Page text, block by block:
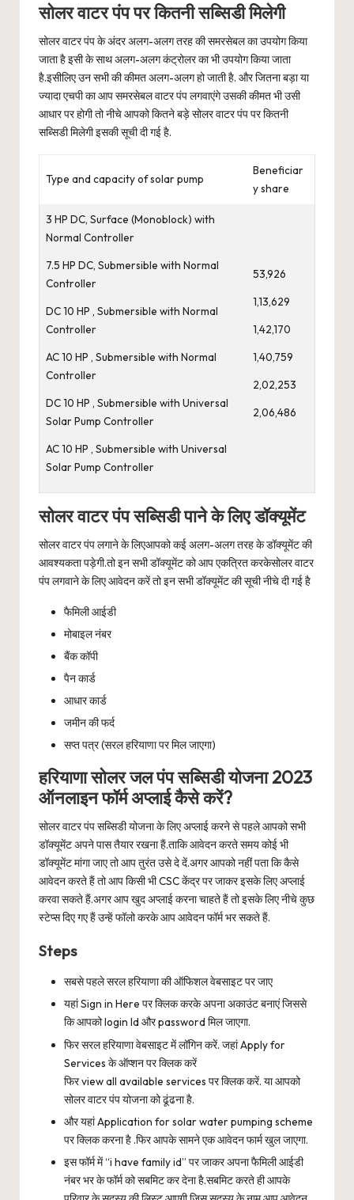
सोलर वाटर पंप पर कितनी सब्सिडी मिलेगी
सोलर वाटर पंप के अंदर अलग-अलग तरह की समरसेबल का उपयोग किया
जाता है इसी के साथ अलग-अलग कंट्रोलर का भी उपयोग किया जाता
है.इसीलिए उन सभी की कीमत अलग-अलग हो जाती है. और जितना बड़ा या
ज्यादा एचपी का आप समरसेबल वाटर पंप लगवाएंगे उसकी कीमत भी उसी
आधार पर होगी तो नीचे आपको कितने बड़े सोलर वाटर पंप पर कितनी
सब्सिडी मिलेगी इसकी सूची दी गई है.
Type and capacity of solar pump
Beneficiar
y share
3 HP DC, Surface (Monoblock) with
Normal Controller
7.5 HP DC, Submersible with Normal
Controller
DC 10 HP , Submersible with Normal
Controller
AC 10 HP , Submersible with Normal
Controller
DC 10 HP , Submersible with Universal
Solar Pump Controller
AC 10 HP , Submersible with Universal
Solar Pump Controller
53,926
1,13,629
1,42,170
1,40,759
2,02,253
2,06,486
सोलर वाटर पंप सब्सिडी पाने के लिए डॉक्यूमेंट
सोलर वाटर पंप लगाने के लिएआपको कई अलग-अलग तरह के डॉक्यूमेंट की
आवश्यकता पड़ेगी.तो इन सभी डॉक्यूमेंट को आप एकत्रित करकेसोलर वाटर
पंप लगवाने के लिए आवेदन करें तो इन सभी डॉक्यूमेंट की सूची नीचे दी गई है
फैमिली आईडी
मोबाइल नंबर
बैंक कॉपी
पैन कार्ड
आधार कार्ड
जमीन की फर्द
सप्त पत्र (सरल हरियाणा पर मिल जाएगा)
हरियाणा सोलर जल पंप सब्सिडी योजना 2023
ऑनलाइन फॉर्म अप्लाई कैसे करें?
सोलर वाटर पंप सब्सिडी योजना के लिए अप्लाई करने से पहले आपको सभी
डॉक्यूमेंट अपने पास तैयार रखना हैं.ताकि आवेदन करते समय कोई भी
डॉक्यूमेंट मांगा जाए तो आप तुरंत उसे दे दें.अगर आपको नहीं पता कि कैसे
आवेदन करते हैं तो आप किसी भी CSC केंद्र पर जाकर इसके लिए अप्लाई
करवा सकते हैं.अगर आप खुद अप्लाई करना चाहते हैं तो इसके लिए नीचे कुछ
स्टेप्स दिए गए हैं उन्हें फॉलो करके आप आवेदन फॉर्म भर सकते हैं.
Steps
सबसे पहले सरल हरियाणा की ऑफिशल वेबसाइट पर जाए
यहां Sign in Here पर क्लिक करके अपना अकाउंट बनाएं जिससे
कि आपको login Id और password मिल जाएगा.
फिर सरल हरियाणा वेबसाइट में लॉगिन करें. जहां Apply for
Services के ऑप्शन पर क्लिक करें
फिर view all available services पर क्लिक करें. या आपको
सोलर वाटर पंप योजना को ढूंढना है.
और यहां Application for solar water pumping scheme
पर क्लिक करना है .फिर आपके सामने एक आवेदन फार्म खुल जाएगा.
इस फॉर्म में “i have family id” पर जाकर अपना फैमिली आईडी
नंबर भर के फॉर्म को सबमिट कर देना है.सबमिट करते ही आपके